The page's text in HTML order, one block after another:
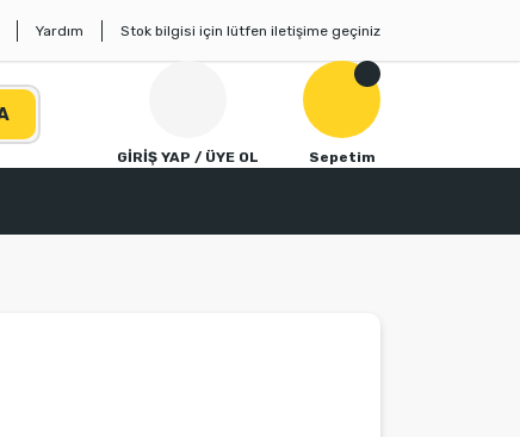
Yardım Stok bilgisi için lütfen iletişime geçiniz
GİRİŞ YAP / ÜYE OL Sepetim